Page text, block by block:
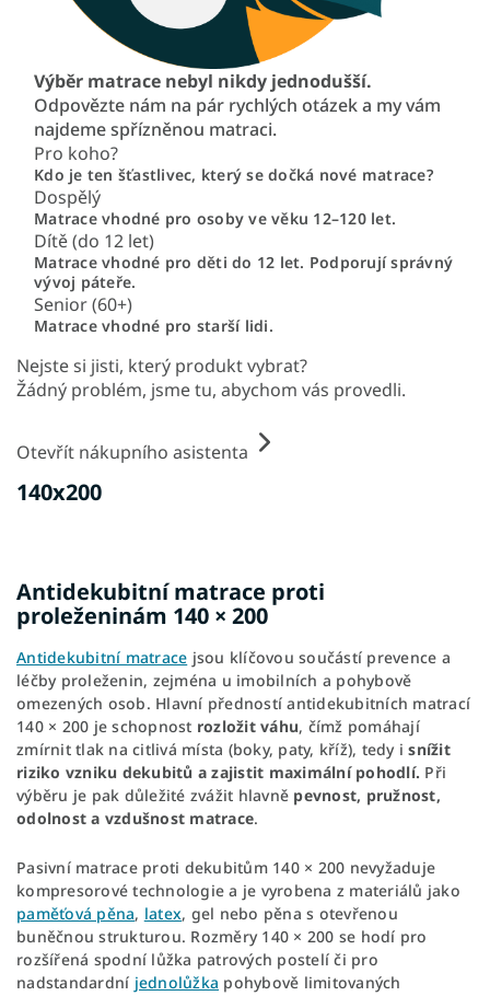
140x200
Výběr matrace nebyl nikdy jednodušší.
Odpovězte nám na pár rychlých otázek a my vám
najdeme spřízněnou matraci.
Pro koho?
Kdo je ten šťastlivec, který se dočká nové matrace?
Dospělý
Matrace vhodné pro osoby ve věku 12–120 let.
Dítě (do 12 let)
Matrace vhodné pro děti do 12 let. Podporují správný
vývoj páteře.
Senior (60+)
Matrace vhodné pro starší lidi.
Nejste si jisti, který produkt vybrat?
Žádný problém, jsme tu, abychom vás provedli.
Otevřít nákupního asistenta
Antidekubitní matrace proti
proleženinám 140 × 200
Antidekubitní matrace jsou klíčovou součástí prevence a
léčby proleženin, zejména u imobilních a pohybově
omezených osob. Hlavní předností antidekubitních matrací
140 × 200 je schopnost rozložit váhu, čímž pomáhají
zmírnit tlak na citlivá místa (boky, paty, kříž), tedy isnížit
riziko vzniku dekubitů a zajistit maximální pohodlí. Při
výběru je pak důležité zvážit hlavně pevnost, pružnost,
odolnost a vzdušnost matrace.
Pasivní matrace proti dekubitům 140 × 200 nevyžaduje
kompresorové technologie a je vyrobena z materiálů jako
paměťová pěna, latex, gel nebo pěna s otevřenou
buněčnou strukturou. Rozměry 140 × 200 se hodí pro
rozšířená spodní lůžka patrových postelí či pro
nadstandardní jednolůžka pohybově limitovaných